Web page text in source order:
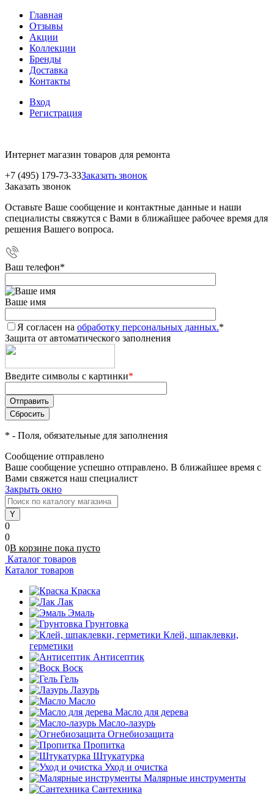
Главная
Отзывы
Акции
Коллекции
Бренды
Доставка
Контакты
Вход
Регистрация
Интернет магазин товаров для ремонта
+7 (495) 179-73-33Заказать звонок
Заказать звонок
Оставьте Ваше сообщение и контактные данные и наши
специалисты свяжутся с Вами в ближайшее рабочее время для
решения Вашего вопроса.
Ваш телефон*
Ваше имя
Я согласен на обработку персональных данных.*
Защита от автоматического заполнения
Введите символы с картинки*
* - Поля, обязательные для заполнения
Сообщение отправлено
Ваше сообщение успешно отправлено. В ближайшее время с
Вами свяжется наш специалист
Закрыть окно
0
0
0В корзине пока пусто
Каталог товаров
Каталог товаров
Краска
Лак
Эмаль
Грунтовка
Клей, шпаклевки,
герметики
Антисептик
Воск
Гель
Лазурь
Масло
Масло для дерева
Масло-лазурь
Огнебиозащита
Пропитка
Штукатурка
Уход и очистка
Малярные инструменты
Сантехника